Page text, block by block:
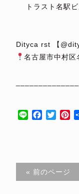
トラスト名駅ビ
Dityca rst 【
名古屋市中村
Line
« 前のページ